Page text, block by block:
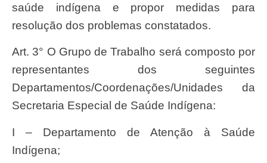
saúde indígena e propor medidas para
resolução dos problemas constatados.
Art. 3° O Grupo de Trabalho será composto por
representantes dos seguintes
Departamentos/Coordenações/Unidades da
Secretaria Especial de Saúde Indígena:
I – Departamento de Atenção à Saúde
Indígena;